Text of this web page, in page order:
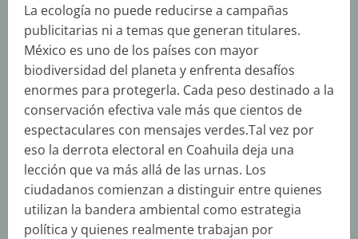
La ecología no puede reducirse a campañas
publicitarias ni a temas que generan titulares.
México es uno de los países con mayor
biodiversidad del planeta y enfrenta desafíos
enormes para protegerla. Cada peso destinado a la
conservación efectiva vale más que cientos de
espectaculares con mensajes verdes.Tal vez por
eso la derrota electoral en Coahuila deja una
lección que va más allá de las urnas. Los
ciudadanos comienzan a distinguir entre quienes
utilizan la bandera ambiental como estrategia
política y quienes realmente trabajan por